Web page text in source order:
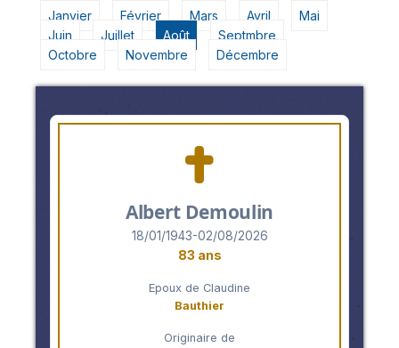
Janvier Février Mars Avril
Mai
Juin
Juillet Août
Septmbre
Octobre
Novembre Décembre
Albert Demoulin
18/01/1943-02/08/2026
83 ans
Epoux de Claudine
Bauthier
Originaire de